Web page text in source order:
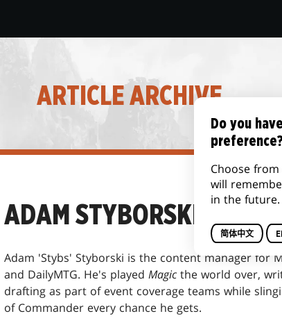
ARTICLE ARCHIVE
ADAM STYBORSKI
Adam 'Stybs' Styborski is the content manager for
and DailyMTG. He's played Magic the world over,
drafting as part of event coverage teams while
of Commander every chance he gets.
Do you
Choose
will
in the future.
简体中文